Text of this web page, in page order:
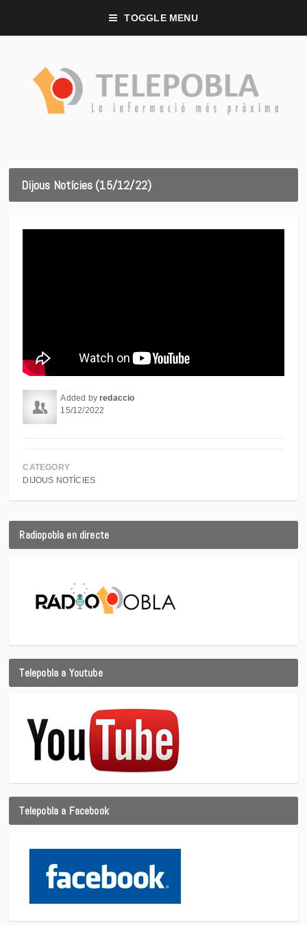
TOGGLE MENU
Dijous Notícies (15/12/22)
Added byredaccio
15/12/2022
CATEGORY
DIJOUS NOTÍCIES
Radiopobla en directe
Telepobla a Youtube
Telepobla a Facebook